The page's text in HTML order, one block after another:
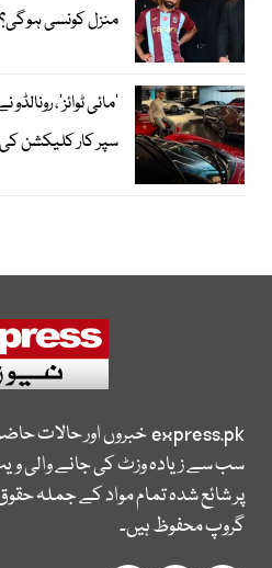
منزل کونسی ہوگی؟
سپر کار کلیکشن
express.pkخبروں اور حالات
سب سے زیادہ وزٹ کی جانے والی
پر شائع شدہ تمام مواد کے جملہ
گروپ محفوظ ہیں۔